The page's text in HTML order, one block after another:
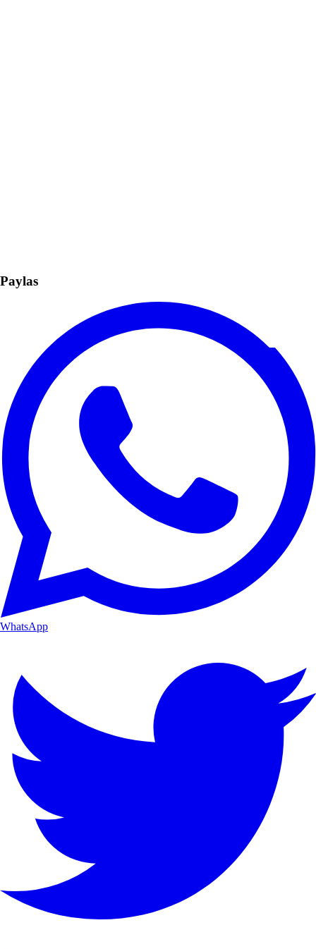
Paylas
WhatsApp